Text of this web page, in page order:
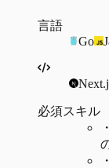
言語
Go
必須スキル
・
・